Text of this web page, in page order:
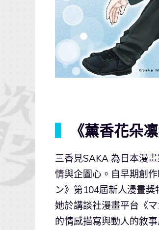
《薰香花朵
三香見SAKA 為日本漫
情與企圖心。自早期創
ン》第104屆新人漫畫
她於講談社漫畫平台《
的情感描寫與動人的敘